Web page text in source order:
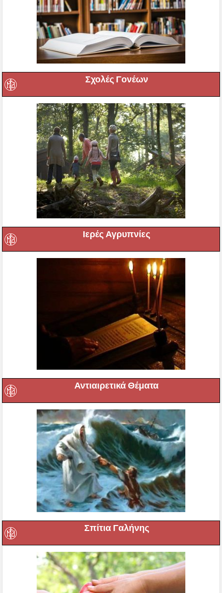
Σχολές Γονέων
Ιερές Αγρυπνίες
Αντιαιρετικά Θέματα
Σπίτια Γαλήνης